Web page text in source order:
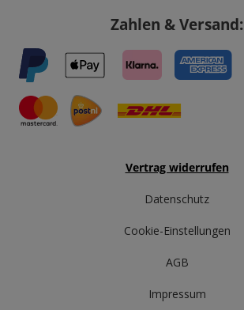
Zahlen & Versand:
Vertrag widerrufen
Datenschutz
Cookie-Einstellungen
AGB
Impressum